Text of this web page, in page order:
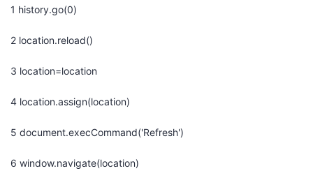
1 history.go(0)
2 location.reload()
3 location=location
4 location.assign(location)
5 document.execCommand('Refresh')
6 window.navigate(location)